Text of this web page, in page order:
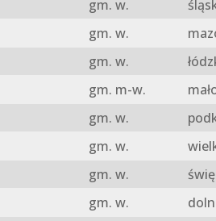
gm. w.
gm. w.
gm. w.
gm. m-w.
gm. w.
gm. w.
gm. w.
gm. w.